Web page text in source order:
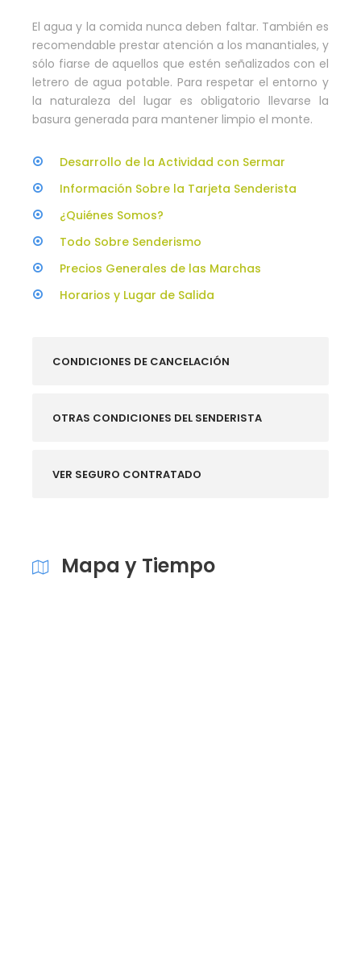
El agua y la comida nunca deben faltar. También es
recomendable prestar atención a los manantiales, y
sólo fiarse de aquellos que estén señalizados con el
letrero de agua potable. Para respetar el entorno y
la naturaleza del lugar es obligatorio llevarse la
basura generada para mantener limpio el monte.
Desarrollo de la Actividad con Sermar
Información Sobre la Tarjeta Senderista
¿Quiénes Somos?
Todo Sobre Senderismo
Precios Generales de las Marchas
Horarios y Lugar de Salida
CONDICIONES DE CANCELACIÓN
OTRAS CONDICIONES DEL SENDERISTA
VER SEGURO CONTRATADO
Mapa y Tiempo